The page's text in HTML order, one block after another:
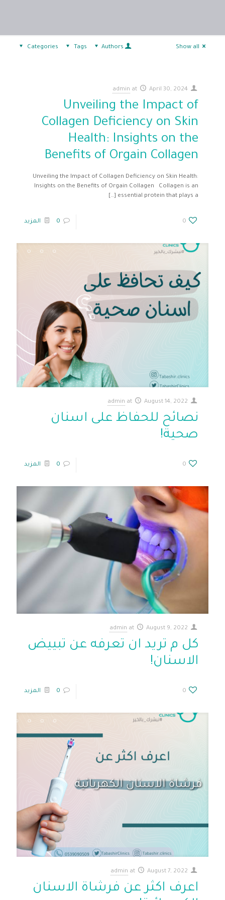
Categories Tags Authors Show all
admin at April 30, 2024
Unveiling the Impact of
Collagen Deficiency on Skin
Health: Insights on the
Benefits of Orgain Collagen
Unveiling the Impact of Collagen Deficiency on Skin Health:
Insights on the Benefits of Orgain Collagen ‍ ‍ Collagen is an
essential protein that plays a
[…]
0
0 المزيد
admin at August 14, 2022
نصائح للحفاظ على اسنان
صحية!
0
0 المزيد
admin at August 9, 2022
كل م تريد ان تعرفه عن تبييض
الاسنان!
0
0 المزيد
admin at August 7, 2022
اعرف اكثر عن فرشاة الاسنان